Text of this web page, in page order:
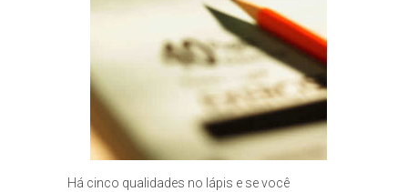
Há cinco qualidades no lápis e se você